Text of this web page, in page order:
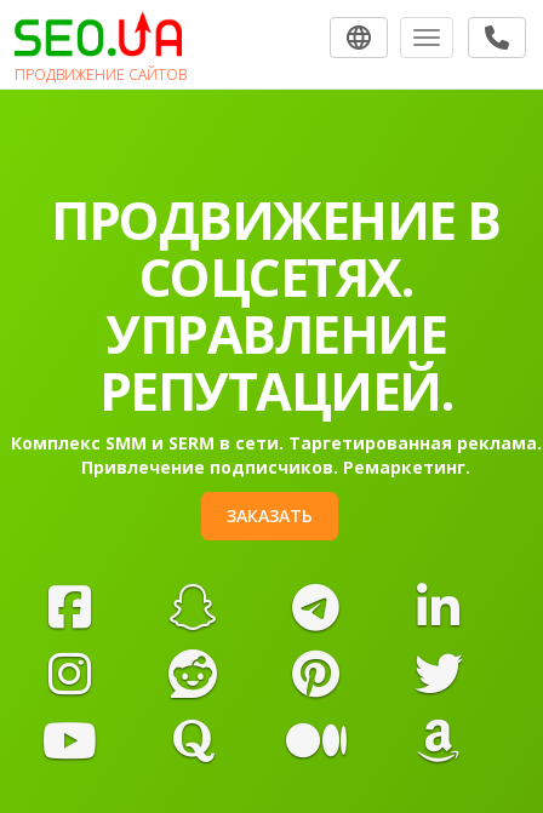
ПРОДВИЖЕНИЕ САЙТОВ
Toggle
ПРОДВИЖЕНИЕ В
СОЦСЕТЯХ.
УПРАВЛЕНИЕ
РЕПУТАЦИЕЙ.
Комплекс SMM и SERM в сети. Таргетированная реклама.
Привлечение подписчиков. Ремаркетинг.
ЗАКАЗАТЬ